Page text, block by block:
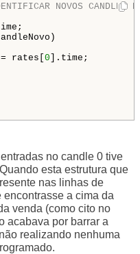
NOVOS CANDLES
0 ].time;
no candle 0 tive
uando esta estrutura que
nas linhas de
a cima da
venda (como cito no
acabava por barrar a
realizando nenhuma